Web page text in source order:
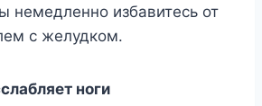
немедленно избавитесь от
с желудком.
ноги